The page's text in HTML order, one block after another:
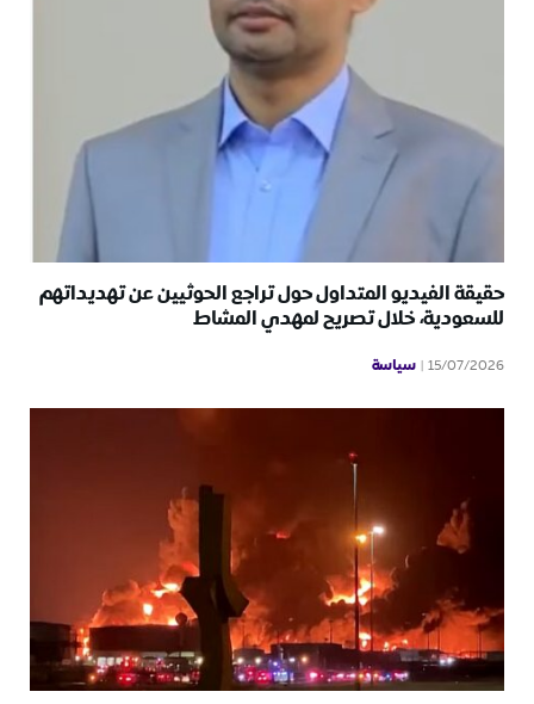
حقيقة الفيديو المتداول حول تراجع الحوثيين عن تهديداتهم
للسعودية، خلال تصريح لمهدي المشاط
15/07/2026 سياسة